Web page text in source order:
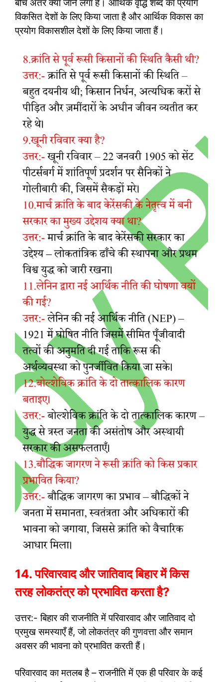
बीच अंतर क्या जाने लगा हैं। आर्थिक वृद्धि शब्द का प्रयोग
विकसित देशों के लिए किया जाता है और आर्थिक विकास का
प्रयोग विकासशील देशों के लिए किया जाता हैं।
14. परिवारवाद और जातिवाद बिहार में किस
तरह लोकतंत्र को प्रभावित करता है?
उत्तर:- बिहार की राजनीति में परिवारवाद और जातिवाद दो
प्रमुख समस्याएँ हैं, जो लोकतंत्र की गुणवत्ता और समान
अवसर की भावना को प्रभावित करती हैं।
परिवारवाद का मतलब है – राजनीति में एक ही परिवार के कई